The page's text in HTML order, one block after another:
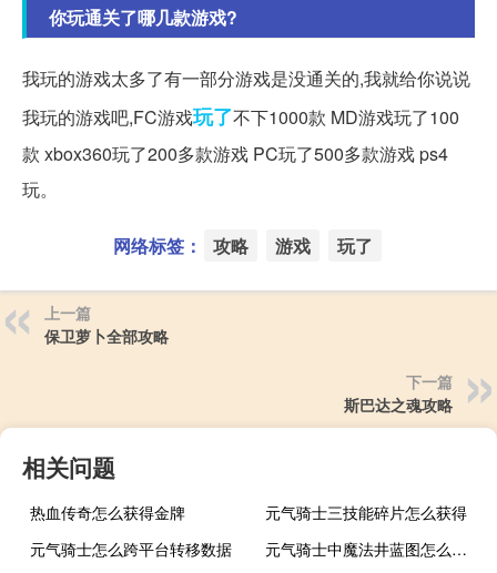
你玩通关了哪几款游戏?
我玩的游戏太多了有一部分游戏是没通关的,我就给你说说
我玩的游戏吧,FC游戏玩了不下1000款 MD游戏玩了100
款 xbox360玩了200多款游戏 PC玩了500多款游戏 ps4
玩。
网络标签： 攻略 游戏 玩了
上一篇
保卫萝卜全部攻略
下一篇
斯巴达之魂攻略
相关问题
热血传奇怎么获得金牌
元气骑士三技能碎片怎么获得
元气骑士怎么跨平台转移数据
元气骑士中魔法井蓝图怎么获得